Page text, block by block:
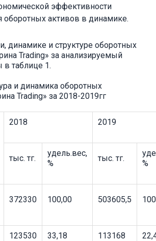
эффективности
оборотных активов в динамике.
динамике и структуре оборотных
Trading» за анализируемый
таблице 1.
и динамика оборотных
Trading» за 2018-2019гг
2018 2019
тыс. тг.
удель.вес,
%
тыс. тг.
%
372330 100,00 503605,5
123530 33,18 113168